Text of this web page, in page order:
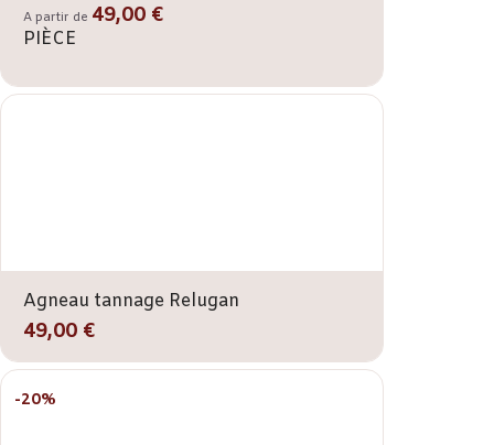
A partir de 49,00 €
PIÈCE
Agneau tannage Relugan
49,00 €
-20%